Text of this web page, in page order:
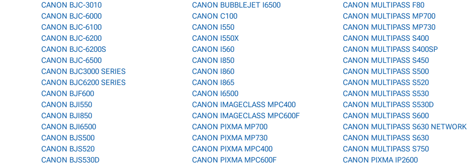
CANON BJC-3010
CANON BJC-6000
CANON BJC-6100
CANON BJC-6200
CANON BJC-6200S
CANON BJC-6500
CANON BJC3000 SERIES
CANON BJC6200 SERIES
CANON BJF600
CANON BJI550
CANON BJI850
CANON BJI6500
CANON BJS500
CANON BJS520
CANON BJS530D
CANON BUBBLEJET I6500
CANON C100
CANON I550
CANON I550X
CANON I560
CANON I850
CANON I860
CANON I865
CANON I6500
CANON IMAGECLASS MPC400
CANON IMAGECLASS MPC600F
CANON PIXMA MP700
CANON PIXMA MP730
CANON PIXMA MPC400
CANON PIXMA MPC600F
CANON MULTIPASS F80
CANON MULTIPASS MP700
CANON MULTIPASS MP730
CANON MULTIPASS S400
CANON MULTIPASS S400SP
CANON MULTIPASS S450
CANON MULTIPASS S500
CANON MULTIPASS S520
CANON MULTIPASS S530
CANON MULTIPASS S530D
CANON MULTIPASS S600
CANON MULTIPASS S630 NETWORK
CANON MULTIPASS S630
CANON MULTIPASS S750
CANON PIXMA IP2600